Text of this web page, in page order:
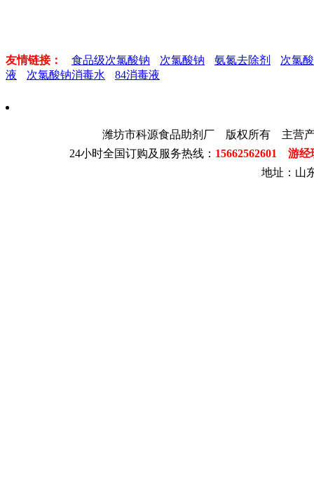
友情链接： 食品级次氯酸钠 次氯酸钠 氨氮去除剂
次氯
液
次氯酸钠消毒水 84消毒液
潍坊市科源食品助剂厂 版权所有 主营
24小时全国订购及服务热线： 15662562601 游
地址：山